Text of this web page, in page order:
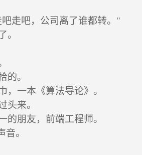
走吧，公司离了谁都转。"
。
的。
，一本《算法导论》。
头来。
的朋友，前端工程师。
。